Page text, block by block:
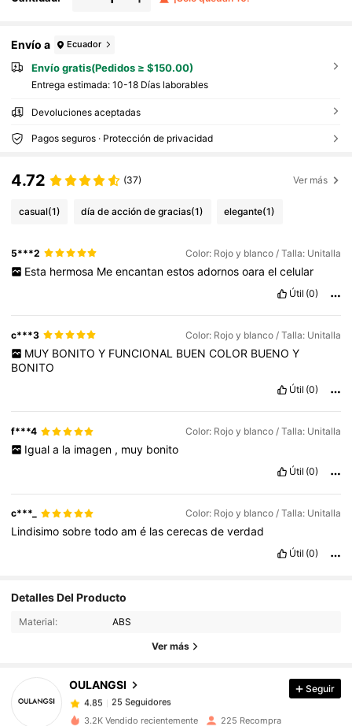
Envío a Ecuador
Envío gratis(Pedidos ≥ $150.00)
Entrega estimada: 10-18 Días laborables
Devoluciones aceptadas
Pagos seguros · Protección de privacidad
4.72 (37) Ver más
casual(1) día de acción de gracias(1) elegante(1)
5***2 Color: Rojo y blanco / Talla: Unitalla
Esta hermosa Me encantan estos adornos oara el celular
Útil (0)
c***3 Color: Rojo y blanco / Talla: Unitalla
MUY BONITO Y FUNCIONAL BUEN COLOR BUENO Y
BONITO
Útil (0)
f***4 Color: Rojo y blanco / Talla: Unitalla
Igual a la imagen , muy bonito
Útil (0)
c***_ Color: Rojo y blanco / Talla: Unitalla
Lindisimosobretodoamé lascerecasdeverdad
Útil (0)
Detalles Del Producto
Material: ABS
Ver más
OULANGSI
4.85 25 Seguidores
25 Seguidores
25 Seguidores
4.85
25 Seguidores
4.85
25 Seguidores
Seguir
3.2K Vendido recientemente 225 Recompra